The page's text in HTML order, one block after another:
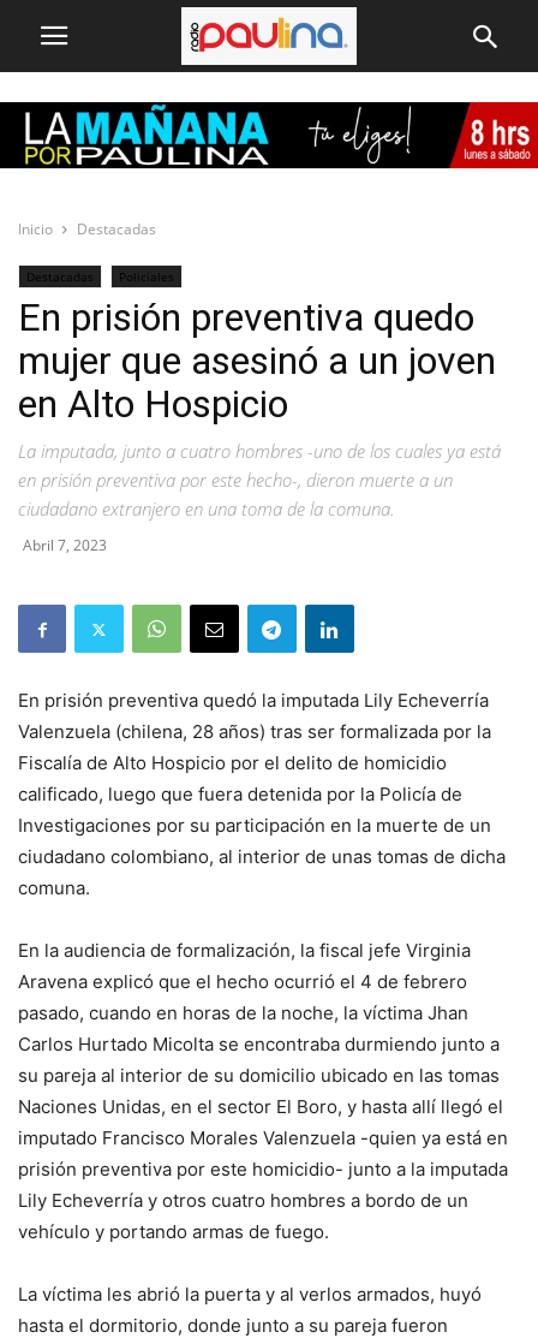
Inicio Destacadas
Destacadas Policiales
En prisión preventiva quedo
mujer que asesinó a un joven
en Alto Hospicio
La imputada, junto a cuatro hombres -uno de los cuales ya está
en prisión preventiva por este hecho-, dieron muerte a un
ciudadano extranjero en una toma de la comuna.
Abril 7, 2023
En prisión preventiva quedó la imputada Lily Echeverría
Valenzuela (chilena, 28 años) tras ser formalizada por la
Fiscalía de Alto Hospicio por el delito de homicidio
calificado, luego que fuera detenida por la Policía de
Investigaciones por su participación en la muerte de un
ciudadano colombiano, al interior de unas tomas de dicha
comuna.
En la audiencia de formalización, la fiscal jefe Virginia
Aravena explicó que el hecho ocurrió el 4 de febrero
pasado, cuando en horas de la noche, la víctima Jhan
Carlos Hurtado Micolta se encontraba durmiendo junto a
su pareja al interior de su domicilio ubicado en las tomas
Naciones Unidas, en el sector El Boro, y hasta allí llegó el
imputado Francisco Morales Valenzuela -quien ya está en
prisión preventiva por este homicidio- junto a la imputada
Lily Echeverría y otros cuatro hombres a bordo de un
vehículo y portando armas de fuego.
La víctima les abrió la puerta y al verlos armados, huyó
hasta el dormitorio, donde junto a su pareja fueron